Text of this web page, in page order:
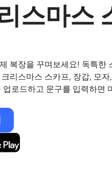
스마스
복장을 꾸며보세요! 독특한
리스마스 스카프, 장갑, 모
로드하고 문구를 입력하면